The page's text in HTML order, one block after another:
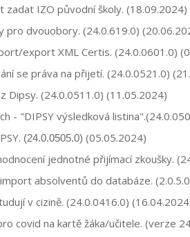
IZO původní školy. (18.09.2024)
dvouobory. (24.0.619.0)
export XML Certis. (24.0.0601.0)
se práva na přijetí. (24.0.0521.0)
Dipsy. (24.0.0511.0) (11.05.2024)
- "DIPSY výsledková
(24.0.0505.0) (05.05.2024)
jednotné přijímací zkoušky.
absolventů do databáze.
v cizině. (24.0.0416.0)
covid na kartě žáka/učitele. (verze